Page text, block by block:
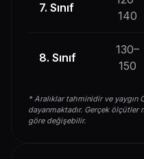
7. Sınıf
140
8. Sınıf
130–
150
* Aralıklar tahminidir ve yaygın
dayanmaktadır. Gerçek ölçütler
göre değişebilir.